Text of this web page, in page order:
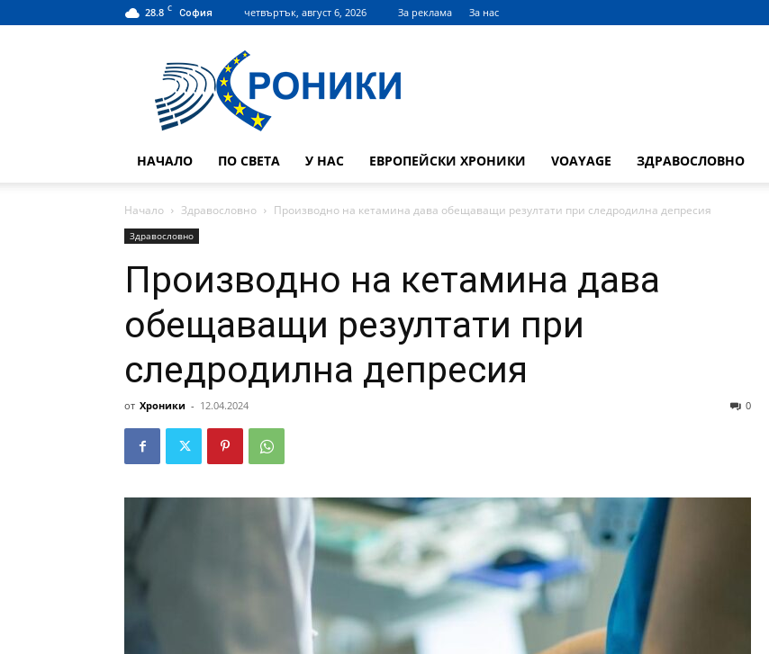
28.8 C София четвъртък, август 6, 2026 За реклама За нас
НАЧАЛО ПО СВЕТА У НАС ЕВРОПЕЙСКИ ХРОНИКИ VOAYAGE ЗДРАВОСЛОВНО
Начало Здравословно Производно на кетамина дава обещаващи резултати при следродилна депресия
Здравословно
Производно на кетамина дава
обещаващи резултати при
следродилна депресия
от Хроники - 12.04.2024 0